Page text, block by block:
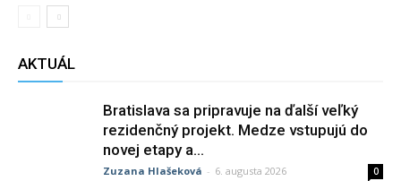
AKTUÁL
Bratislava sa pripravuje na ďalší veľký
rezidenčný projekt. Medze vstupujú do
novej etapy a...
Zuzana Hlašeková - 6. augusta 2026 0